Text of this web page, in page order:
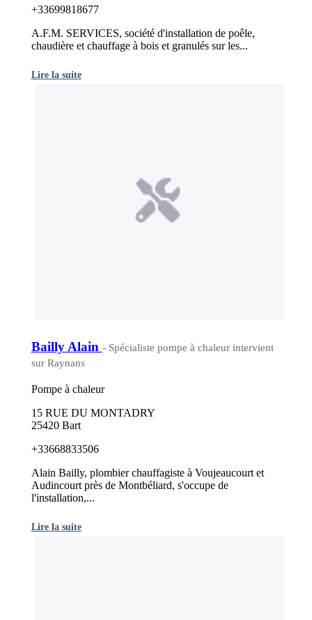
+33699818677
A.F.M. SERVICES, société d'installation de poêle,
chaudière et chauffage à bois et granulés sur les...
Lire la suite
Bailly Alain - Spécialiste pompe à chaleur intervient
sur Raynans
Pompe à chaleur
15 RUE DU MONTADRY
25420 Bart
+33668833506
Alain Bailly, plombier chauffagiste à Voujeaucourt et
Audincourt près de Montbéliard, s'occupe de
l'installation,...
Lire la suite